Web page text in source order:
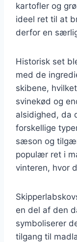
kartofler og
ideel ret til at
derfor en
Historisk set
med de
skibene,
svinekød og
alsidighed, da
forskellige
sæson og
populær ret i
vinteren, hvor
en del af den
symboliserer
tilgang til